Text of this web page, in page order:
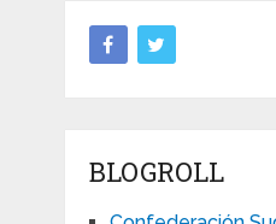
BLOGROLL